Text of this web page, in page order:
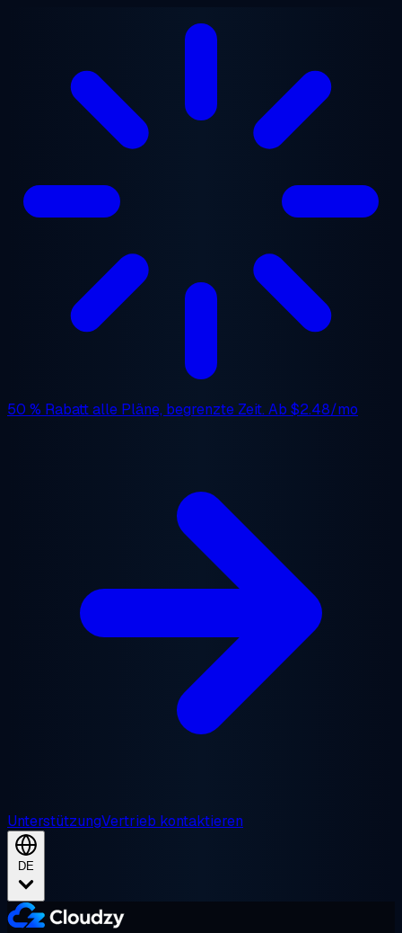
50 % Rabattalle Pläne, begrenzte Zeit. Ab $2.48/mo
UnterstützungVertrieb kontaktieren
DE